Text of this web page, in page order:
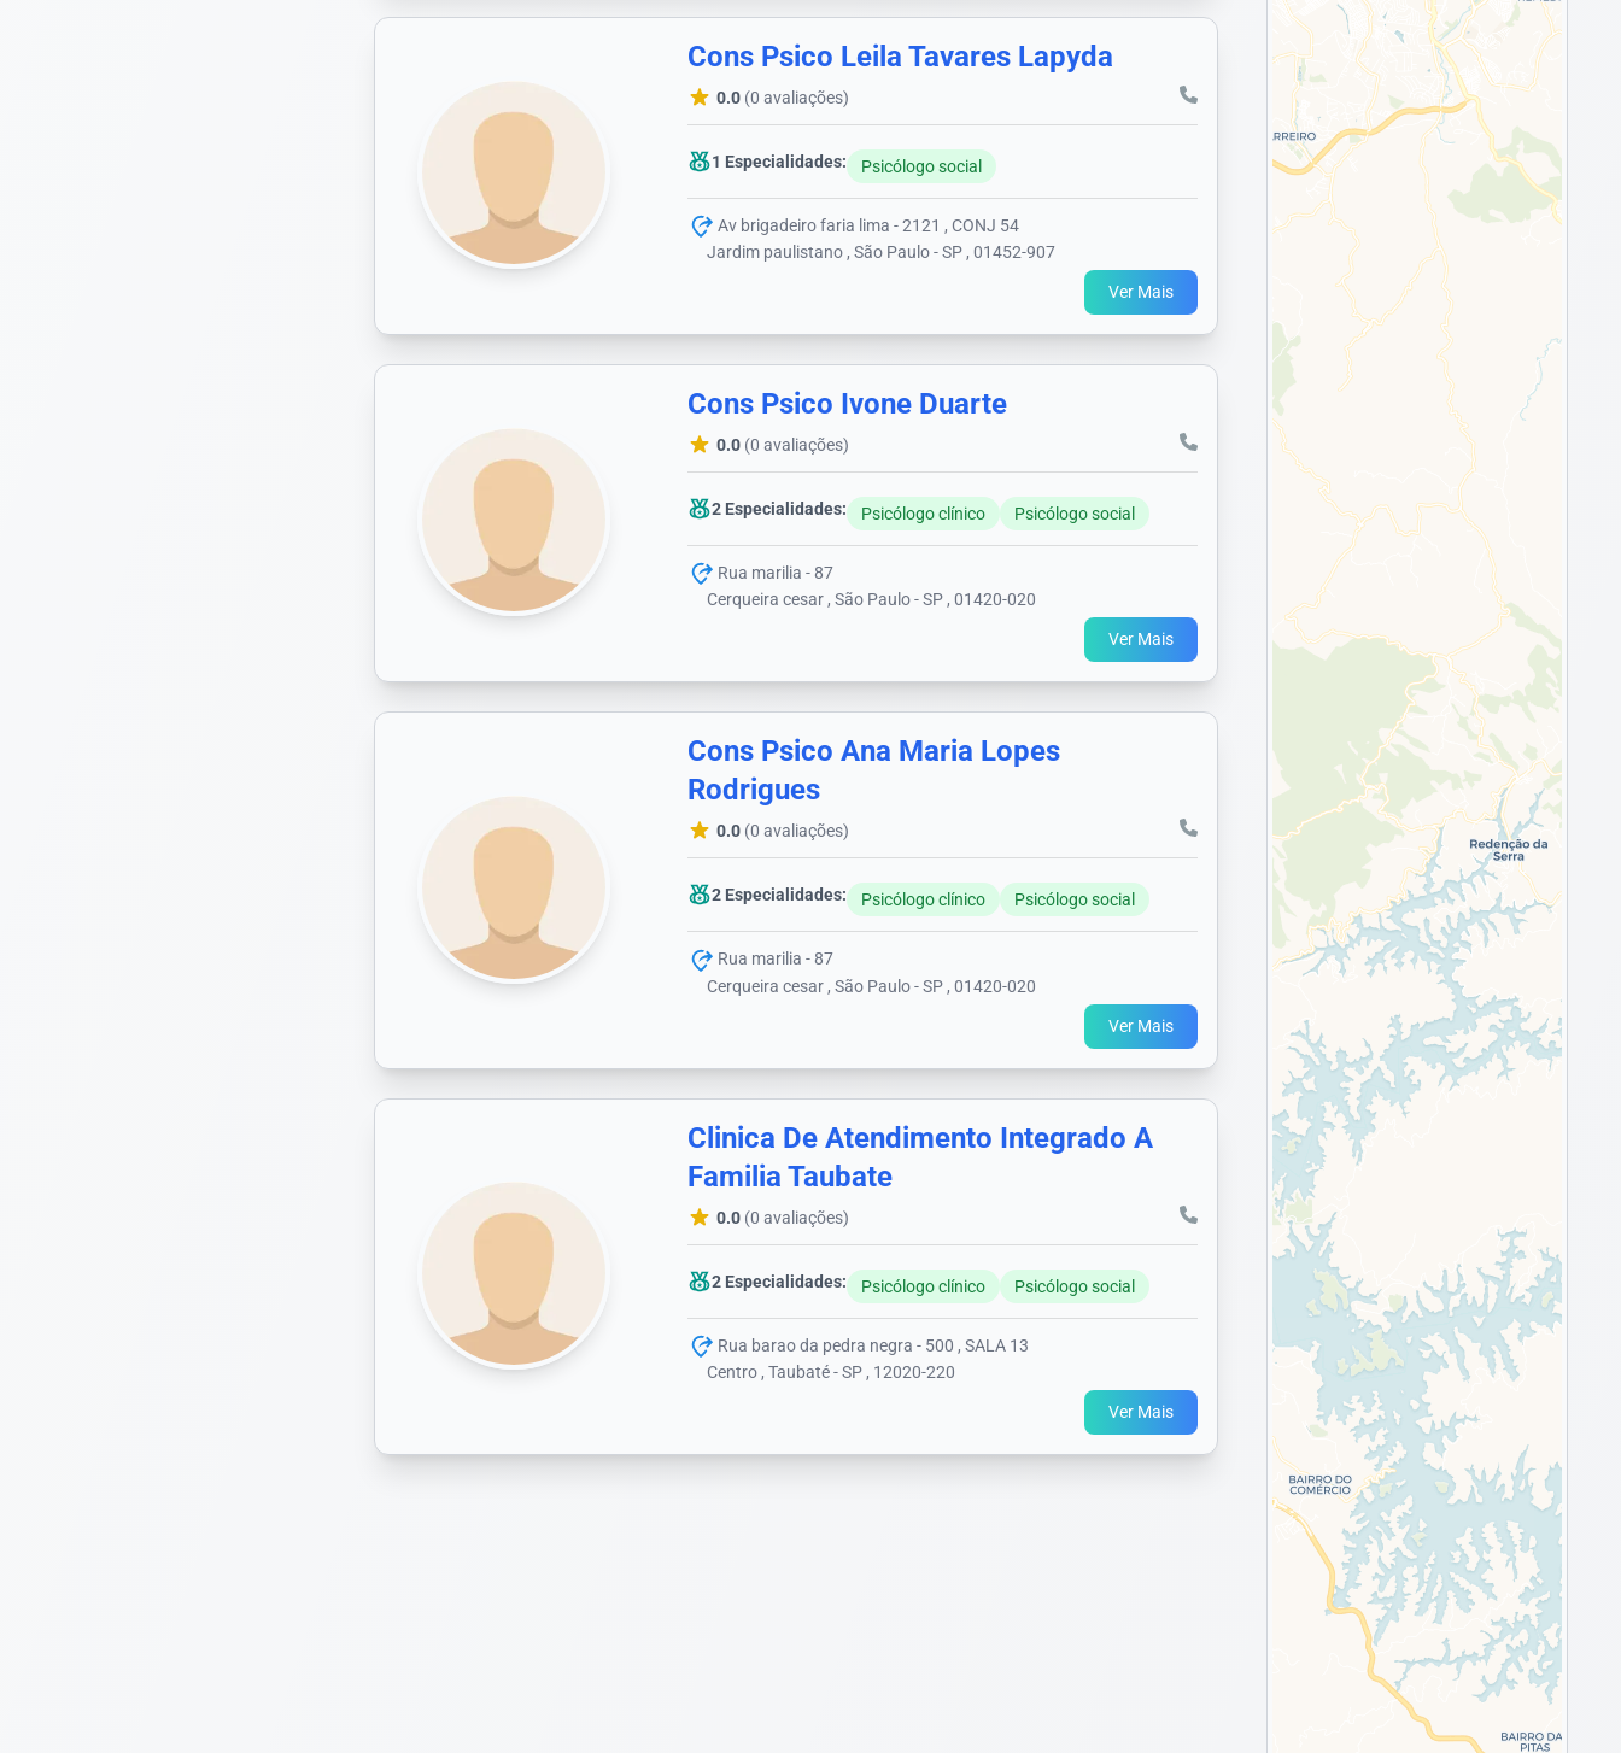
Cons Psico Leila Tavares Lapyda
0.0 (0 avaliações)
1 Especialidades: Psicólogo social
Av brigadeiro faria lima - 2121 , CONJ 54
Jardim paulistano , São Paulo - SP , 01452-907
Ver Mais
Cons Psico Ivone Duarte
0.0 (0 avaliações)
2 Especialidades: Psicólogo clínico Psicólogo social
Rua marilia - 87
Cerqueira cesar , São Paulo - SP , 01420-020
Ver Mais
Cons Psico Ana Maria Lopes
Rodrigues
0.0 (0 avaliações)
2 Especialidades: Psicólogo clínico Psicólogo social
Rua marilia - 87
Cerqueira cesar , São Paulo - SP , 01420-020
Ver Mais
Clinica De Atendimento Integrado A
Familia Taubate
0.0 (0 avaliações)
2 Especialidades: Psicólogo clínico Psicólogo social
Rua barao da pedra negra - 500 , SALA 13
Centro , Taubaté - SP , 12020-220
Ver Mais